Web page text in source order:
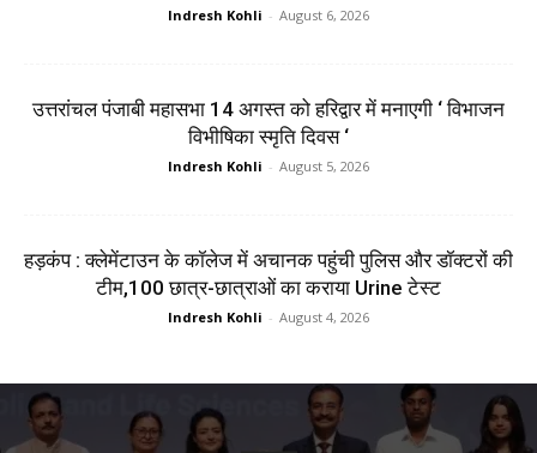
Indresh Kohli - August 6, 2026
उत्तरांचल पंजाबी महासभा 14 अगस्त को हरिद्वार में मनाएगी ‘ विभाजन
विभीषिका स्मृति दिवस ‘
Indresh Kohli - August 5, 2026
हड़कंप : क्लेमेंटाउन के कॉलेज में अचानक पहुंची पुलिस और डॉक्टरों की
टीम,100 छात्र-छात्राओं का कराया Urine टेस्ट
Indresh Kohli - August 4, 2026